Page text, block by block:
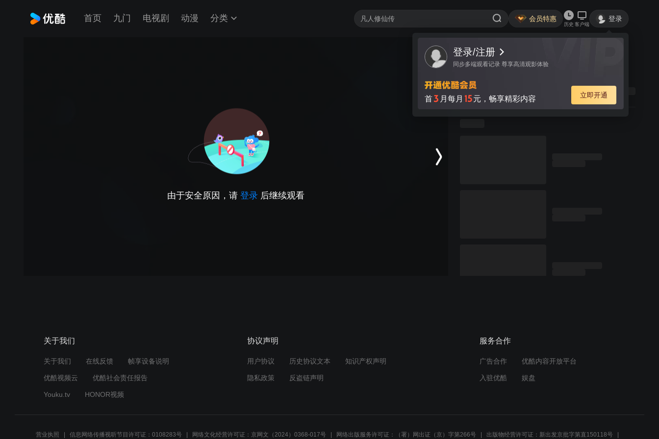
首页 九门 电视剧 动漫 分类 会员特惠
历史 客户端
登录
登录/注册
同步多端观看记录 尊享高清观影体验
首3 月每月 15元，畅享精彩内容 立即开通
由于安全原因，请 登录 后继续观看
关于我们
关于我们 在线反馈 帧享设备说明
优酷视频云 优酷社会责任报告
Youku.tv HONOR视频
协议声明
用户协议 历史协议文本 知识产权声明
隐私政策 反盗链声明
服务合作
广告合作 优酷内容开放平台
入驻优酷 娱盘
营业执照 信息网络传播视听节目许可证：0108283号 网络文化经营许可证：京网文（2024）0368-017号 网络出版服务许可证：（署）网出证（京）字第266号 出版物经营许可证：新出发京批字第直150118号